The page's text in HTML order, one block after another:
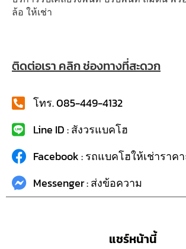
ล้อ ให้เช่า
ติดต่อเรา คลิก ช่องทางที่สะดวก
โทร. 085-449-4132
Line ID : สังวรแบคโฮ
Facebook : รถแบคโฮให้เช่าราค
Messenger : ส่งข้อความ
แชร์หน้านี้